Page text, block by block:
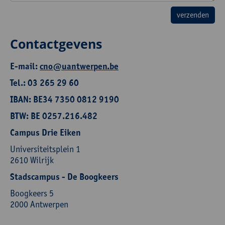
Contactgevens
E-mail:cno@uantwerpen.be
Tel.: 03 265 29 60
IBAN: BE34 7350 0812 9190
BTW: BE 0257.216.482
Campus Drie Eiken
Universiteitsplein 1
2610 Wilrijk
Stadscampus - De Boogkeers
Boogkeers 5
2000 Antwerpen